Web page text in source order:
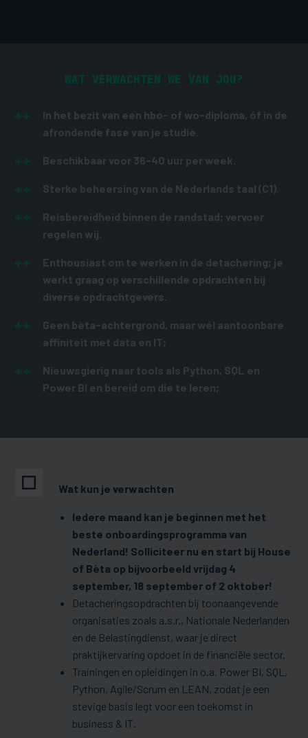
WAT VERWACHTEN WE VAN JOU?
In het bezit van een hbo- of wo-diploma, óf in de
afrondende fase van je studie.
Beschikbaar voor 36-40 uur per week.
Sterke beheersing van de Nederlands taal (C1).
Reisbereidheid binnen de randstad; vervoer
regelen wij.
Enthousiast om te werken in de detachering; je
werkt graag op verschillende opdrachten bij
diverse opdrachtgevers.
Geen bèta-achtergrond, maar wél aantoonbare
affiniteit met data en IT;
Nieuwsgierig naar tools als Python, SQL en
Power BI en bereid om die te leren;
Wat kun je verwachten
Iedere maand kan je beginnen met het
beste onboardingsprogramma van
Nederland! Solliciteer nu en start bij House
of Bèta op bijvoorbeeld vrijdag 4
september, 18 september of 2 oktober!
Detacheringsopdrachten bij toonaangevende
organisaties zoals a.s.r., Nationale Nederlanden
en de Belastingdienst, waar je direct
praktijkervaring opdoet in de financiële sector.
Trainingen en opleidingen in o.a. Power BI, SQL,
Python, Agile/Scrum en LEAN, zodat je een
stevige basis legt voor een toekomst in
business & IT.